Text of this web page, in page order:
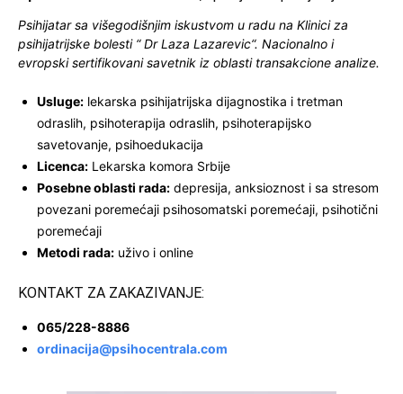
Psihijatar sa višegodišnjim iskustvom u radu na Klinici za
psihijatrijske bolesti “ Dr Laza Lazarevic“. Nacionalno i
evropski sertifikovani savetnik iz oblasti transakcione analize.
Usluge: lekarska psihijatrijska dijagnostika i tretman
odraslih, psihoterapija odraslih, psihoterapijsko
savetovanje, psihoedukacija
Licenca: Lekarska komora Srbije
Posebne oblasti rada: depresija, anksioznost i sa stresom
povezani poremećaji psihosomatski poremećaji, psihotični
poremećaji
Metodi rada: uživo i online
KONTAKT ZA ZAKAZIVANJE:
065/228-8886
ordinacija@psihocentrala.com